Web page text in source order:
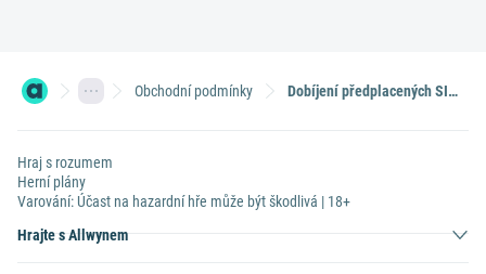
Obchodní podmínky Dobíjení předplacených SIM karet v síti O2
Hraj s rozumem
Herní plány
Varování: Účast na hazardní hře může být škodlivá | 18+
Hrajte s Allwynem